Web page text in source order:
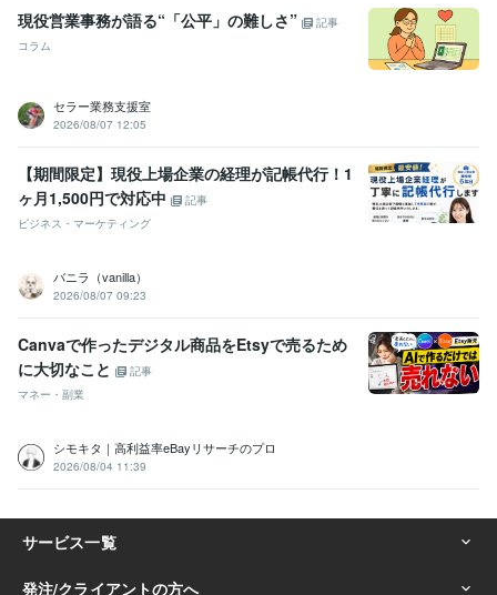
現役営業事務が語る“「公平」の難しさ”
記事
コラム
セラー業務支援室
2026/08/07 12:05
【期間限定】現役上場企業の経理が記帳代行！1
ヶ月1,500円で対応中
記事
ビジネス・マーケティング
バニラ（vanilla）
2026/08/07 09:23
Canvaで作ったデジタル商品をEtsyで売るため
に大切なこと
記事
マネー・副業
シモキタ｜高利益率eBayリサーチのプロ
2026/08/04 11:39